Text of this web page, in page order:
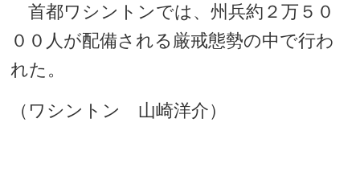
首都ワシントンでは、州兵約２万５０
００人が配備される厳戒態勢の中で行わ
れた。
（ワシントン 山崎洋介）